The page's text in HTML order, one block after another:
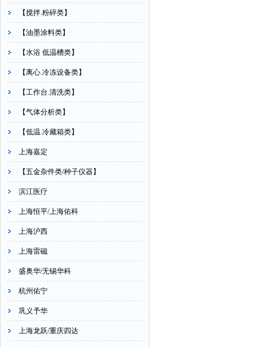
【搅拌.粉碎类】
【油墨涂料类】
【水浴 低温槽类】
【离心.冷冻设备类】
【工作台.清洗类】
【气体分析类】
【低温.冷藏箱类】
上海嘉定
【五金杂件类/种子仪器】
滨江医疗
上海恒平/上海佑科
上海沪西
上海雷磁
盛奥华/无锡华科
杭州佑宁
巩义予华
上海龙跃/重庆四达